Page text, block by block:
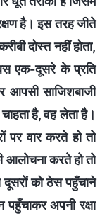
है। इस तरह जीते
दोस्त नहीं होता,
एक-दूसरे के प्रति
आपसी साजिशबाजी
है, वह लेता है।
पर वार करते हो तो
आलोचना करते हो तो
दूसरों को ठेस पहुँचाने
अपनी रक्षा